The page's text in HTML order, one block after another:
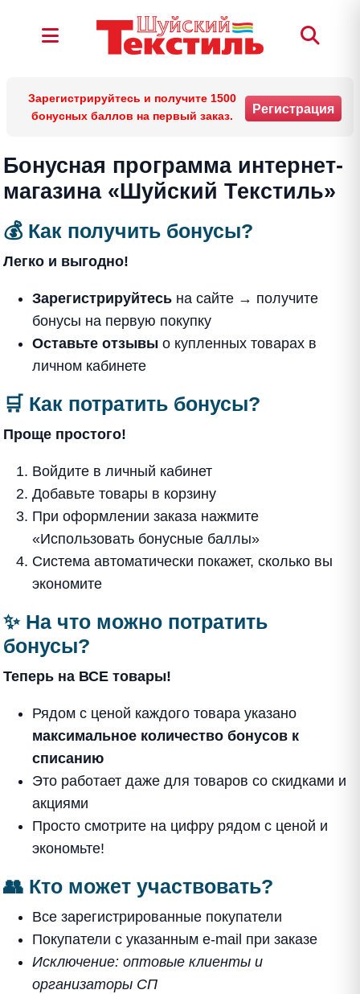
Зарегистрируйтесь и получите 1500
бонусных баллов на первый заказ.
Регистрация
Бонусная программа интернет-
магазина «Шуйский Текстиль»
💰 Как получить бонусы?
Легко и выгодно!
Зарегистрируйтесь на сайте → получите
бонусы на первую покупку
Оставьте отзывы о купленных товарах в
личном кабинете
🛒 Как потратить бонусы?
Проще простого!
Войдите в личный кабинет
Добавьте товары в корзину
При оформлении заказа нажмите
«Использовать бонусные баллы»
Система автоматически покажет, сколько вы
экономите
✨ На что можно потратить
бонусы?
Теперь на ВСЕ товары!
Рядом с ценой каждого товара указано
максимальное количество бонусов к
списанию
Это работает даже для товаров со скидками и
акциями
Просто смотрите на цифру рядом с ценой и
экономьте!
👥 Кто может участвовать?
Все зарегистрированные покупатели
Покупатели с указанным e-mail при заказе
Исключение: оптовые клиенты и
организаторы СП